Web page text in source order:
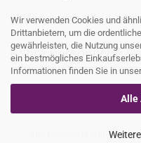
Wir verwenden Cookies und
Drittanbietern, um die
gewährleisten, die Nutzung
ein bestmögliches
Informationen finden Sie in
Alle
Wir versenden mit
Ihre persönliche
Alle Preise verstehen